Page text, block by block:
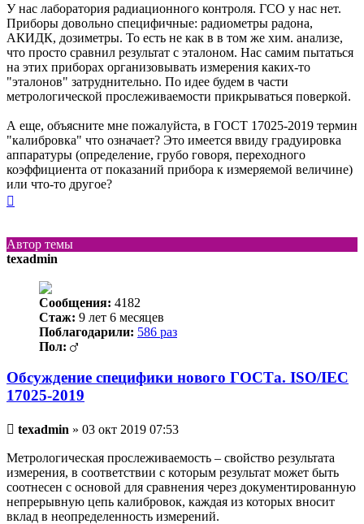
У нас лаборатория радиационного контроля. ГСО у нас нет.
Приборы довольно специфичные: радиометры радона,
АКИДК, дозиметры. То есть не как в в том же хим. анализе,
что просто сравнил результат с эталоном. Нас самим пытаться
на этих приборах организовывать измерения каких-то
"эталонов" затруднительно. По идее будем в части
метрологической прослеживаемости прикрываться поверкой.
А еще, объясните мне пожалуйста, в ГОСТ 17025-2019 термин
"калибровка" что означает? Это имеется ввиду градуировка
аппаратуры (определение, грубо говоря, переходного
коэффициента от показаний прибора к измеряемой величине)
или что-то другое?
Автор темы
texadmin
Сообщения: 4182
Стаж: 9 лет 6 месяцев
Поблагодарили: 586 раз
Пол:
Обсуждение специфики нового ГОСТа. ISO/IEC
17025-2019
Непрочитанное
texadmin » 03 окт 2019 07:53
Метрологическая прослеживаемость – свойство результата
измерения, в соответствии с которым результат может быть
соотнесен с основой для сравнения через документированную
непрерывную цепь калибровок, каждая из которых вносит
вклад в неопределенность измерений.